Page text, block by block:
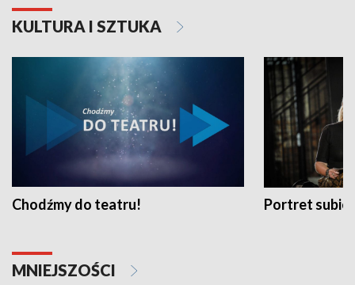
KULTURA I SZTUKA
Chodźmy do teatru! Portret
MNIEJSZOŚCI